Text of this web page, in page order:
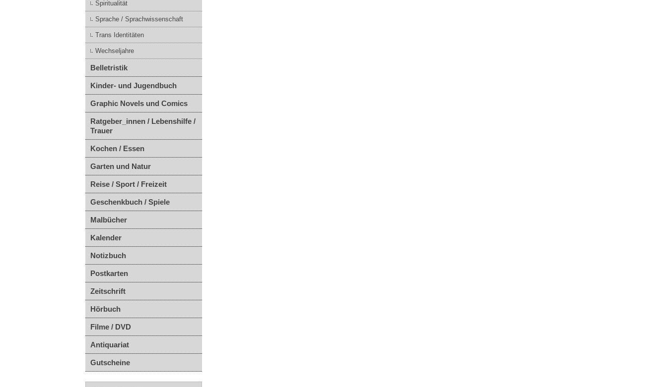
Spiritualität
Sprache / Sprachwissenschaft
Trans Identitäten
Wechseljahre
Belletristik
Kinder- und Jugendbuch
Graphic Novels und Comics
Ratgeber_innen / Lebenshilfe /
Trauer
Kochen / Essen
Garten und Natur
Reise / Sport / Freizeit
Geschenkbuch / Spiele
Malbücher
Kalender
Notizbuch
Postkarten
Zeitschrift
Hörbuch
Filme / DVD
Antiquariat
Gutscheine